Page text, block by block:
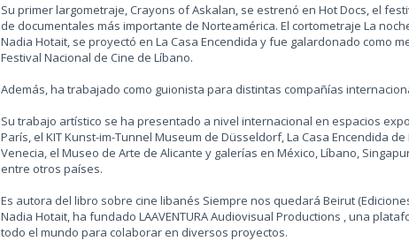
Su primer largometraje, Crayons of Askalan, se estrenó en Hot Docs, el
de documentales más importante de Norteamérica. El cortometraje La
Nadia Hotait, se proyectó en La Casa Encendida y fue galardonado como
Festival Nacional de Cine de Líbano.
Además, ha trabajado como guionista para distintas compañías
Su trabajo artístico se ha presentado a nivel internacional en espacios
París, el KIT Kunst-im-Tunnel Museum de Düsseldorf, La Casa Encendida
Venecia, el Museo de Arte de Alicante y galerías en México, Líbano,
entre otros países.
Es autora del libro sobre cine libanés Siempre nos quedará Beirut
Nadia Hotait, ha fundado LAAVENTURA Audiovisual Productions , una
todo el mundo para colaborar en diversos proyectos.